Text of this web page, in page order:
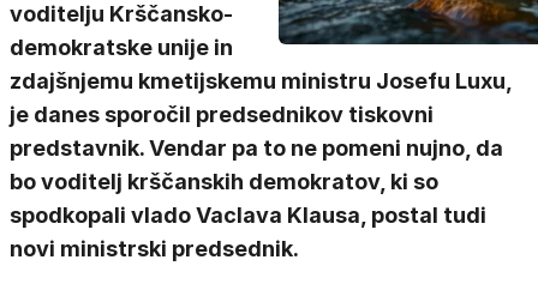
voditelju Krščansko-
demokratske unije in
zdajšnjemu kmetijskemu ministru Josefu Luxu,
je danes sporočil predsednikov tiskovni
predstavnik. Vendar pa to ne pomeni nujno, da
bo voditelj krščanskih demokratov, ki so
spodkopali vlado Vaclava Klausa, postal tudi
novi ministrski predsednik.